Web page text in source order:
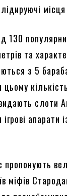
130
та
з 5
слоти
міфів